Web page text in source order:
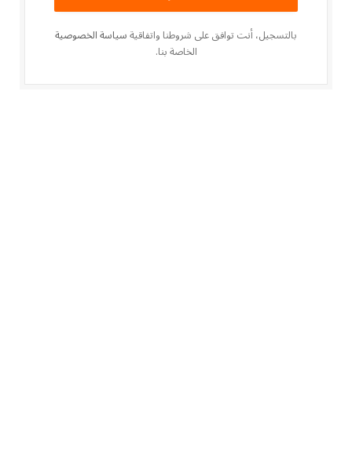
بالتسجيل، أنت توافق على شروطنا واتفاقيةسياسة الخصوصية
الخاصة بنا.